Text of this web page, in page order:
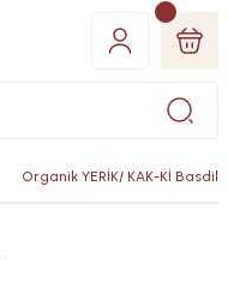
Organik YERİK/ KAK-Kİ Basdil